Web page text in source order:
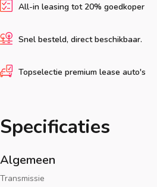
All-in leasing tot 20% goedkoper
Snel besteld, direct beschikbaar.
Topselectie premium lease auto's
Specificaties
Algemeen
Transmissie